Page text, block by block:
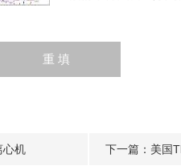
心机 下一篇： 美国